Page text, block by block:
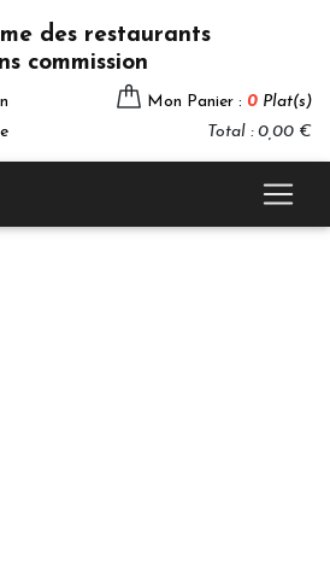
des restaurants
commission
Mon Panier : 0 Plat(s)
Total : 0,00 €